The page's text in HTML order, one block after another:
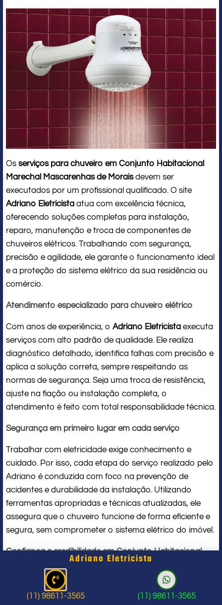
Os serviços para chuveiro em Conjunto Habitacional
Marechal Mascarenhas de Moraisdevem ser
executados por um profissional qualificado. O site
Adriano Eletricista atua com excelência técnica,
oferecendo soluções completas para instalação,
reparo, manutenção e troca de componentes de
chuveiros elétricos. Trabalhando com segurança,
precisão e agilidade, ele garante o funcionamento ideal
e a proteção do sistema elétrico da sua residência ou
comércio.
Atendimento especializado para chuveiro elétrico
Com anos de experiência, o Adriano Eletricista executa
serviços com alto padrão de qualidade. Ele realiza
diagnóstico detalhado, identifica falhas com precisão e
aplica a solução correta, sempre respeitando as
normas de segurança. Seja uma troca de resistência,
ajuste na fiação ou instalação completa, o
atendimento é feito com total responsabilidade técnica.
Segurança em primeiro lugar em cada serviço
Trabalhar com eletricidade exige conhecimento e
cuidado. Por isso, cada etapa do serviço realizado pelo
Adriano é conduzida com foco na prevenção de
acidentes e durabilidade da instalação. Utilizando
ferramentas apropriadas e técnicas atualizadas, ele
assegura que o chuveiro funcione de forma eficiente e
segura, sem comprometer o sistema elétrico do imóvel.
Confiança e credibilidade em Conjunto Habitacional
Marechal Mascarenhas de Morais
Adriano Eletricista
é sinônimo de confiança em
Conjunto Habitacional Marechal Mascarenhas de
Adriano Eletricista
(11) 98611-3565 (11) 98611-3565